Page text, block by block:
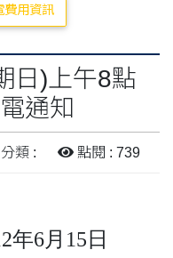
費用資訊
日)上午8點
通知
類 : 點閱 : 739
年6月15日